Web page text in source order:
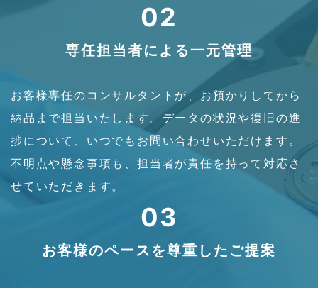
02
専任担当者による一元管理
お客様専任のコンサルタントが、お預かりしてから
納品まで担当いたします。データの状況や復旧の進
捗について、いつでもお問い合わせいただけます。
不明点や懸念事項も、担当者が責任を持って対応さ
せていただきます。
03
お客様のペースを尊重したご提案